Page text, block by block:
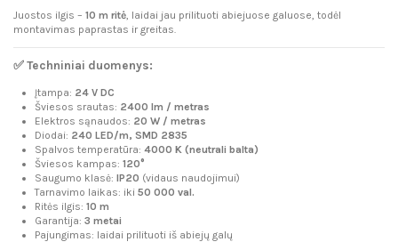
Juostos ilgis – 10 m ritė, laidai jau prilituoti abiejuose galuose, todėl
montavimas paprastas ir greitas.
✅ Techniniai duomenys:
Įtampa: 24 V DC
Šviesos srautas: 2400 lm / metras
Elektros sąnaudos: 20 W / metras
Diodai: 240 LED/m, SMD 2835
Spalvos temperatūra: 4000 K (neutrali balta)
Šviesos kampas: 120°
Saugumo klasė: IP20 (vidaus naudojimui)
Tarnavimo laikas: iki 50 000 val.
Ritės ilgis: 10 m
Garantija: 3 metai
Pajungimas: laidai prilituoti iš abiejų galų